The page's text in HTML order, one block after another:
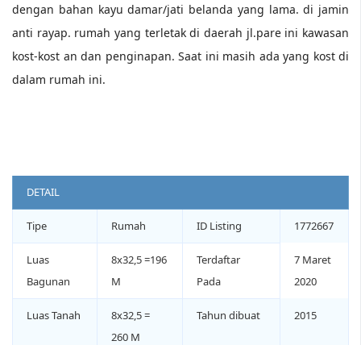
dengan bahan kayu damar/jati belanda yang lama. di jamin
anti rayap. rumah yang terletak di daerah jl.pare ini kawasan
kost-kost an dan penginapan. Saat ini masih ada yang kost di
dalam rumah ini.
DETAIL
Tipe Rumah ID Listing 1772667
Luas
Bagunan
8x32,5 =196
M
Terdaftar
Pada
7 Maret
2020
Luas Tanah
8x32,5 =
260 M
Tahun dibuat 2015